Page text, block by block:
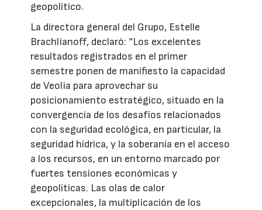
geopolítico.
La directora general del Grupo, Estelle
Brachlianoff, declaró: “Los excelentes
resultados registrados en el primer
semestre ponen de manifiesto la capacidad
de Veolia para aprovechar su
posicionamiento estratégico, situado en la
convergencia de los desafíos relacionados
con la seguridad ecológica, en particular, la
seguridad hídrica, y la soberanía en el acceso
a los recursos, en un entorno marcado por
fuertes tensiones económicas y
geopolíticas. Las olas de calor
excepcionales, la multiplicación de los